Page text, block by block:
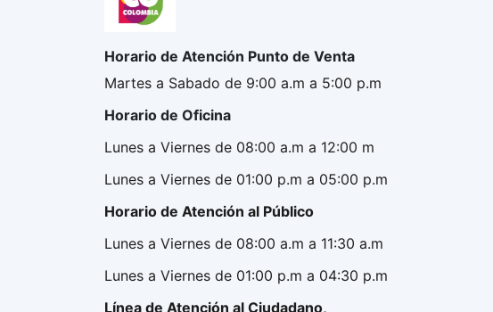
Horario de Atención Punto de Venta
Martes a Sabado de 9:00 a.m a 5:00 p.m
Horario de Oficina
Lunes a Viernes de 08:00 a.m a 12:00 m
Lunes a Viernes de 01:00 p.m a 05:00 p.m
Horario de Atención al Público
Lunes a Viernes de 08:00 a.m a 11:30 a.m
Lunes a Viernes de 01:00 p.m a 04:30 p.m
Línea de Atención al Ciudadano,